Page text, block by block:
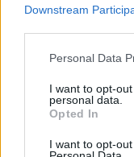
Downstream
Personal Data
I want to opt-
personal data.
Opted In
I want to opt-